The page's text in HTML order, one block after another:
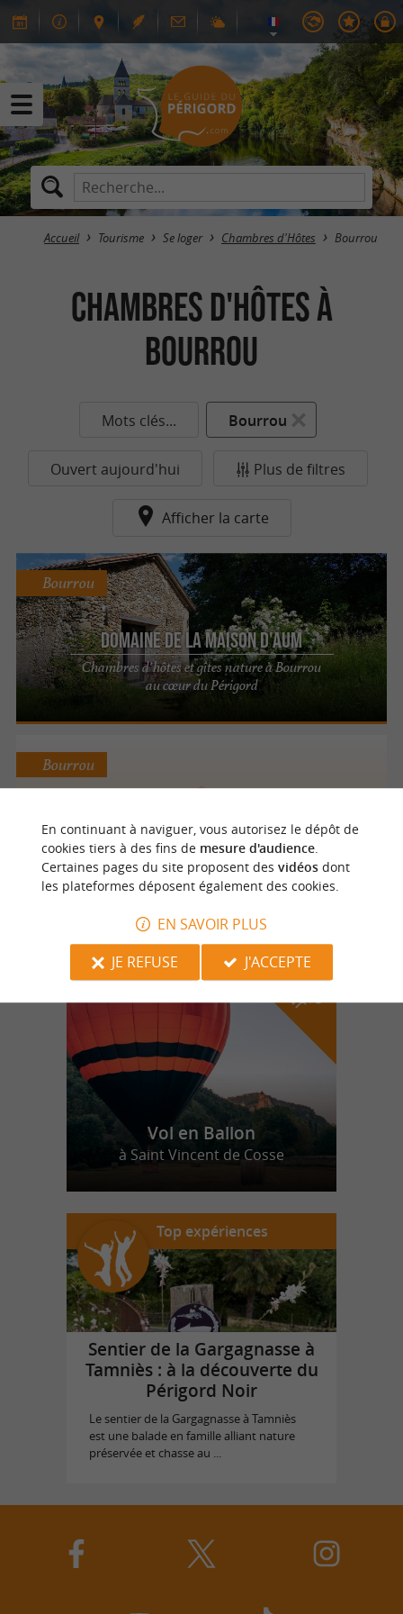
Accueil Tourisme Se loger Chambres d'Hôtes Bourrou
Chambres d'Hôtes à
Bourrou
Mots clés... Bourrou
Ouvert aujourd'hui Plus de filtres
Afficher la carte
Domaine de la Maison d'Aum
Chambres d’hôtes et gîtes nature à Bourrou
au cœur du Périgord
Bourrou
CHATEAU DE MONCIAUX
Bourrou
n
o
t
r
e
c
o
u
p
d
e
c
o
e
u
r
Vol en Ballon
à Saint Vincent de Cosse
Top expériences
Sentier de la Gargagnasse à
Tamniès : à la découverte du
Périgord Noir
Le sentier de la Gargagnasse à Tamniès
est une balade en famille alliant nature
préservée et chasse au ...
En continuant à naviguer, vous autorisez le dépôt de
cookies tiers à des fins de mesure d'audience.
Certaines pages du site proposent des vidéosdont
les plateformes déposent également des cookies.
EN SAVOIR PLUS
JE REFUSE
J'ACCEPTE